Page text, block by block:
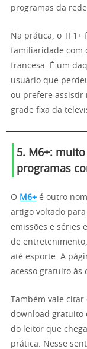
programas da
Na prática, o
familiaridade com
francesa. É um
usuário que
ou prefere assistir
grade fixa da
5. M6+:
programas
O M6+ é outro
artigo voltado
emissões e séries
de
até esporte. A
acesso gratuito às
Também vale
download gratuito
do leitor que
prática. Nesse